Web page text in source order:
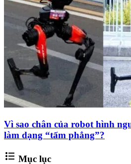
Vì sao chân của robot hình
làm dạng “tấm phẳng”?
format_list_bulleted Mục lục